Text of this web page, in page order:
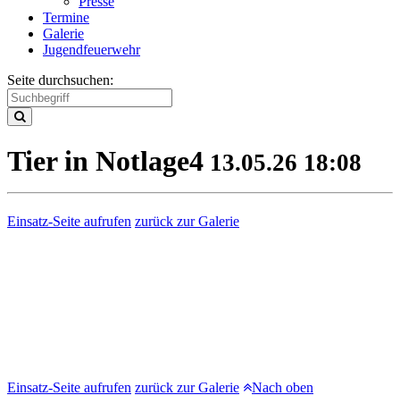
Termine
Galerie
Jugendfeuerwehr
Seite durchsuchen:
Tier in Notlage4 13.05.26 18:08
Einsatz-Seite aufrufen zurück zur Galerie
Einsatz-Seite aufrufen zurück zur Galerie Nach oben